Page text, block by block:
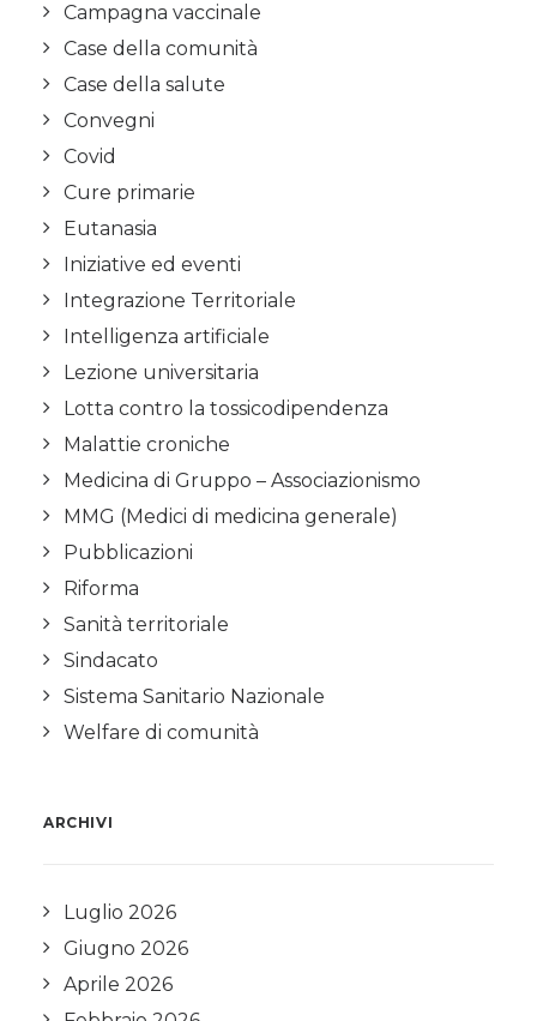
Campagna vaccinale
Case della comunità
Case della salute
Convegni
Covid
Cure primarie
Eutanasia
Iniziative ed eventi
Integrazione Territoriale
Intelligenza artificiale
Lezione universitaria
Lotta contro la tossicodipendenza
Malattie croniche
Medicina di Gruppo – Associazionismo
MMG (Medici di medicina generale)
Pubblicazioni
Riforma
Sanità territoriale
Sindacato
Sistema Sanitario Nazionale
Welfare di comunità
ARCHIVI
Luglio 2026
Giugno 2026
Aprile 2026